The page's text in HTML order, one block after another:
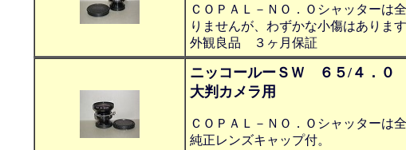
ＣＯＰＡＬ－ＮＯ．Ｏシャッターは
りませんが、わずかな小傷はありま
外観良品 ３ヶ月保証
ニッコールーＳＷ ６５/４．０
大判カメラ用
ＣＯＰＡＬ－ＮＯ．Ｏシャッターは
純正レンズキャップ付。